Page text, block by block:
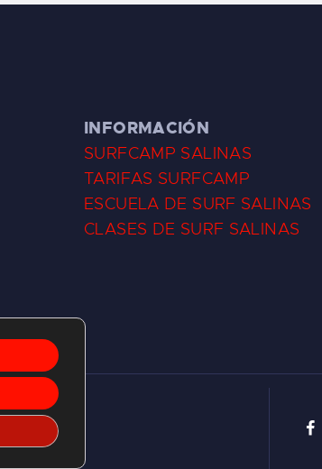
INFORMACIÓN
SURFCAMP SALINAS
TARIFAS SURFCAMP
ESCUELA DE SURF SALINAS
CLASES DE SURF SALINAS